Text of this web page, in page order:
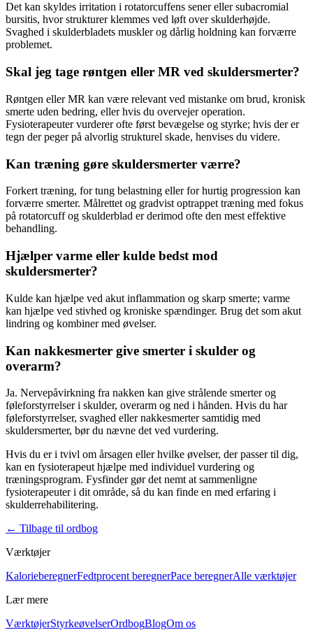
Det kan skyldes irritation i rotatorcuffens sener eller subacromial
bursitis, hvor strukturer klemmes ved løft over skulderhøjde.
Svaghed i skulderbladets muskler og dårlig holdning kan forværre
problemet.
Skal jeg tage røntgen eller MR ved skuldersmerter?
Røntgen eller MR kan være relevant ved mistanke om brud, kronisk
smerte uden bedring, eller hvis du overvejer operation.
Fysioterapeuter vurderer ofte først bevægelse og styrke; hvis der er
tegn der peger på alvorlig strukturel skade, henvises du videre.
Kan træning gøre skuldersmerter værre?
Forkert træning, for tung belastning eller for hurtig progression kan
forværre smerter. Målrettet og gradvist optrappet træning med fokus
på rotatorcuffog skulderblad er derimod ofte den mest effektive
behandling.
Hjælper varme eller kulde bedst mod
skuldersmerter?
Kulde kan hjælpe ved akut inflammation og skarp smerte; varme
kan hjælpe ved stivhed og kroniske spændinger. Brug det som akut
lindring og kombiner med øvelser.
Kan nakkesmerter give smerter i skulder og
overarm?
Ja. Nervepåvirkning fra nakken kan give strålende smerter og
føleforstyrrelser i skulder, overarm og ned i hånden. Hvis du har
føleforstyrrelser, svaghed eller nakkesmerter samtidig med
skuldersmerter, bør du nævne det ved vurdering.
Hvis du er i tvivl om årsagen eller hvilke øvelser, der passer til dig,
kan en fysioterapeut hjælpe med individuel vurdering og
træningsprogram. Fysfinder gør det nemt at sammenligne
fysioterapeuter i dit område, så du kan finde en med erfaring i
skulderrehabilitering.
← Tilbage til ordbog
Værktøjer
KalorieberegnerFedtprocent beregnerPace beregnerAlle værktøjer
Lær mere
VærktøjerStyrkeøvelserOrdbogBlogOm os